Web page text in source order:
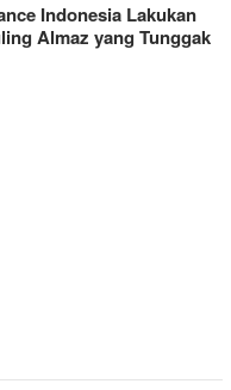
Indonesia Lakukan
Almaz yang Tunggak